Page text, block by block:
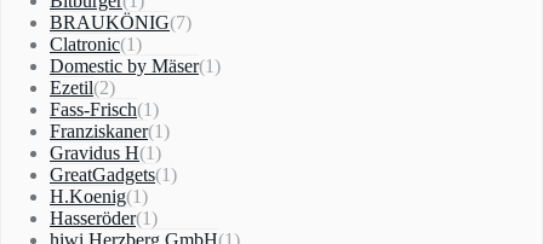
BRAUKÖNIG(7)
Clatronic(1)
Domestic by Mäser(1)
Ezetil(2)
Fass-Frisch(1)
Franziskaner(1)
Gravidus H(1)
GreatGadgets(1)
H.Koenig(1)
Hasseröder(1)
hiwi Herzberg GmbH(1)